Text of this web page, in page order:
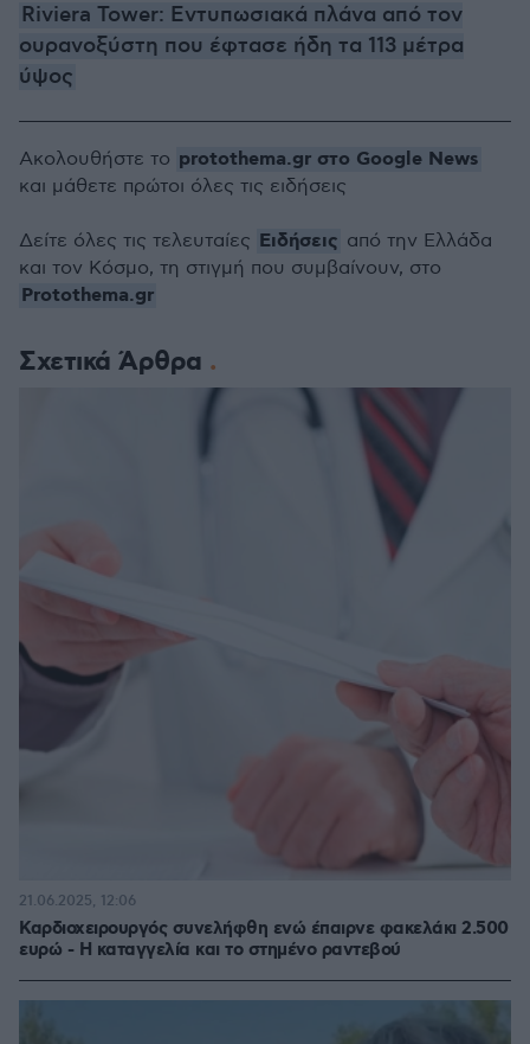
Riviera Tower: Εντυπωσιακά πλάνα από τον
ουρανοξύστη που έφτασε ήδη τα 113 μέτρα
ύψος
Σχετικά Άρθρα
Καρδιοχειρουργός συνελήφθη ενώ έπαιρνε φακελάκι 2.500
ευρώ - Η καταγγελία και το στημένο ραντεβού
21.06.2025, 12:06
Ακολουθήστε το protothema.gr στο Google News
και μάθετε πρώτοι όλες τις ειδήσεις
Δείτε όλες τις τελευταίες Ειδήσεις από την Ελλάδα
και τον Κόσμο, τη στιγμή που συμβαίνουν, στο
Protothema.gr